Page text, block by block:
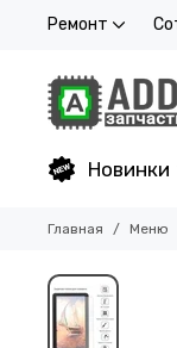
Ремонт
Новинки
Главная Меню